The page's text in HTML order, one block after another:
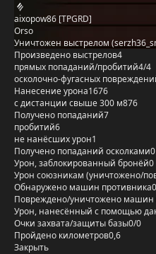
aixopow86 [TPGRD]
Orso
Уничтожен выстрелом
Произведено выстрелов4
прямых попаданий/пробитий4/4
осколочно-фугасных
Нанесение урона1676
с дистанции свыше 300 м876
Получено попаданий7
пробитий6
не нанёсших урон1
Получено попаданий осколками0
Урон, заблокированный бронёй0
Урон союзникам (уничтожено/
Обнаружено машин противника0
Повреждено/уничтожено машин
Урон, нанесённый с помощью
Очки захвата/защиты базы0/0
Пройдено километров0,6
Закрыть